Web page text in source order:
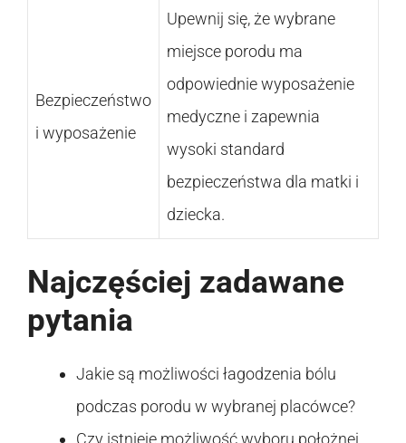
Bezpieczeństwo
i wyposażenie
Upewnij się, że wybrane
miejsce porodu ma
odpowiednie wyposażenie
medyczne i zapewnia
wysoki standard
bezpieczeństwa dla matki i
dziecka.
Najczęściej zadawane
pytania
Jakie są możliwości łagodzenia bólu
podczas porodu w wybranej placówce?
Czy istnieje możliwość wyboru położnej